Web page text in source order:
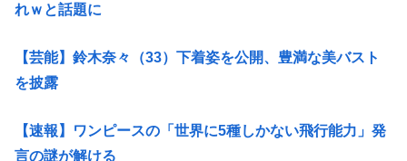
れｗと話題に
【芸能】鈴木奈々（33）下着姿を公開、豊満な美バスト
を披露
【速報】ワンピースの「世界に5種しかない飛行能力」発
言の謎が解ける